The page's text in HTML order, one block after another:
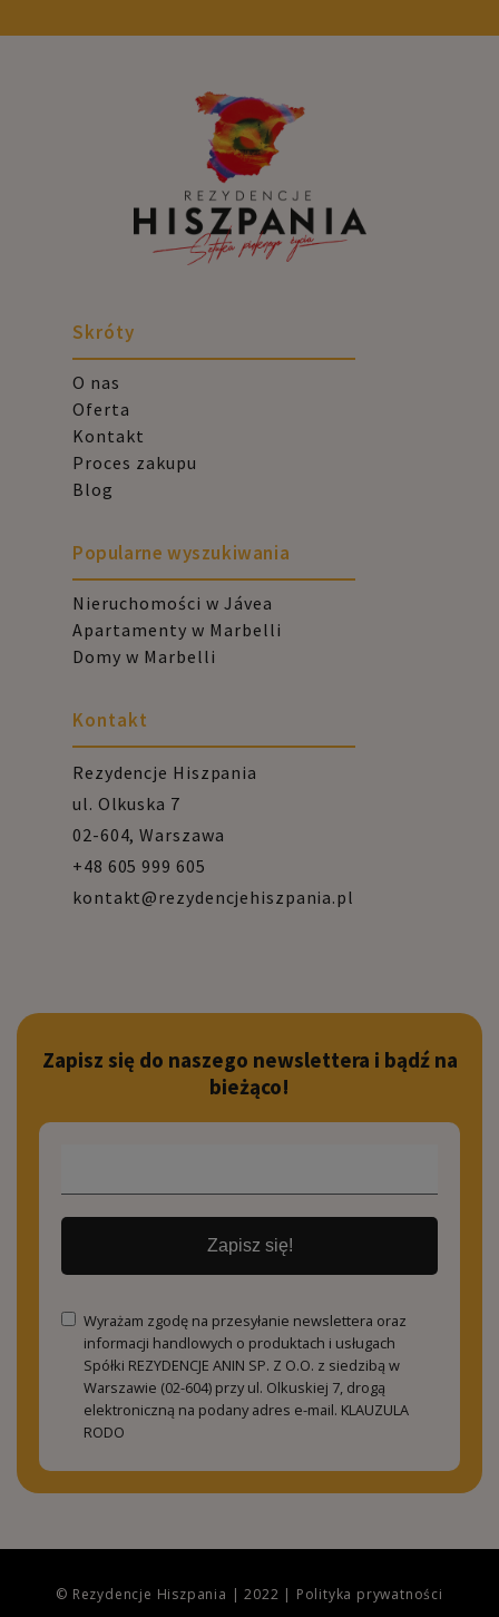
Skróty
O nas
Oferta
Kontakt
Proces zakupu
Blog
Popularne wyszukiwania
Nieruchomości w Jávea
Apartamenty w Marbelli
Domy w Marbelli
Kontakt
Rezydencje Hiszpania
ul. Olkuska 7
02-604, Warszawa
+48 605 999 605
kontakt@rezydencjehiszpania.pl
Zapisz się do naszego newslettera i bądź na
bieżąco!
Zapisz się!
Wyrażam zgodę na przesyłanie newslettera oraz
informacji handlowych o produktach i usługach
Spółki REZYDENCJE ANIN SP. Z O.O. z siedzibą w
Warszawie (02-604) przy ul. Olkuskiej 7, drogą
elektroniczną na podany adres e-mail. KLAUZULA
RODO
© Rezydencje Hiszpania | 2022 | Polityka prywatności